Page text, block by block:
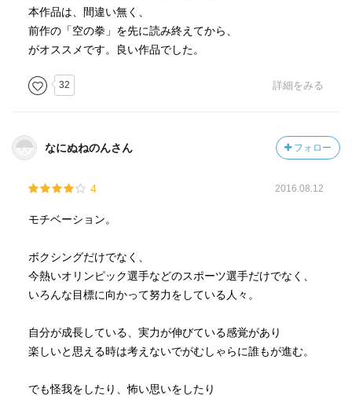
本作品は、間違い無く、
前作の「空の拳」を先に読み終えてから、
がオススメです。良い作品でした。
32 詳細をみる
なにぬねのんさん フォロー
4 2016.08.12
モチベーション。
ボクシングだけでなく、
今熱いオリンピック選手などのスポーツ選手だけでなく、
いろんな目標に向かって努力をしている人々。
自分が成長している、実力が伸びている感覚があり
楽しいと思える時は考えないでがむしゃらに誰もが進む。
でも怪我をしたり、怖い思いをしたり